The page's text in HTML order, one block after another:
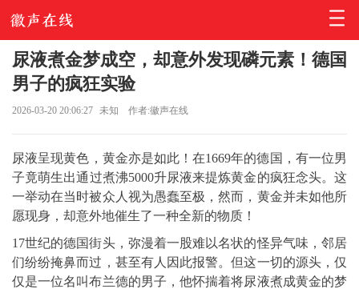
尿液煮金梦成空，却意外发现磷元素！德国
男子的疯狂实验
2026-03-20 20:06:27 未知 作者:徽声在线
尿液呈现黄色，黄金亦是如此！在1669年的德国，有一位男
子竟萌生出通过煮沸5000升尿液来提炼黄金的疯狂念头。这
一举动在当时被众人视为愚蠢至极，然而，黄金并未如他所
愿现身，却意外地催生了一种全新的物质！
17世纪的德国街头，弥漫着一股难以名状的怪异气味，邻居
们纷纷掩鼻而过，甚至有人因此报警。但这一切的源头，仅
仅是一位名叫布兰德的男子，他怀揣着将尿液煮成黄金的梦